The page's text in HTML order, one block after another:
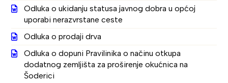
Odluka o ukidanju statusa javnog dobra u općoj
uporabi nerazvrstane ceste
Odluka o prodaji drva
Odluka o dopuni Pravilinika o načinu otkupa
dodatnog zemljišta za proširenje okućnica na
Šoderici